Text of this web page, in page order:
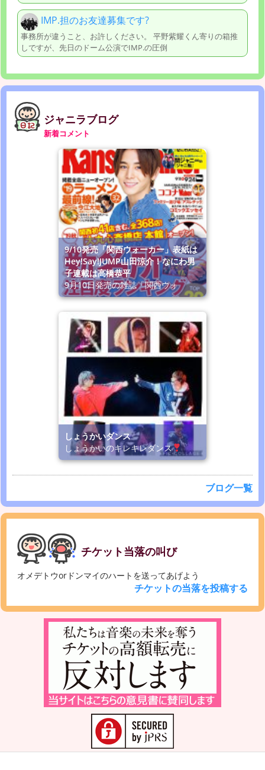
IМP.担のお友達募集です?
事務所が違うこと、お許しください。 平野紫耀くん寄りの箱推
しですが、先日のドーム公演でIМP.の圧倒
ジャニラブログ
新着コメント
9/10発売「関西ウォーカー」表紙は
Hey!Say!JUMP山田涼介！なにわ男
子連載は高橋恭平
9月10日発売の雑誌「関西ウォ
しょうかいダンス
しょうかいのキレキレダンス
ブログ一覧
チケット当落の叫び
オメデトウorドンマイのハートを送ってあげよう
チケットの当落を投稿する